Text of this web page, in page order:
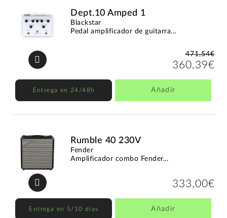
Dept.10 Amped 1
Blackstar
Pedal amplificador de guitarra...
471,54€
360,39€
Entrega en 24/48h Añadir
Rumble 40 230V
Fender
Amplificador combo Fender...
333,00€
Entrega en 5/10 días Añadir